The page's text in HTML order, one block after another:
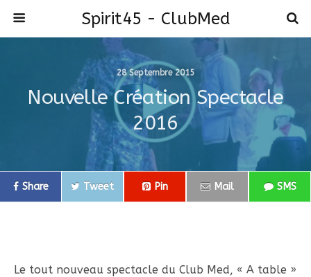
Spirit45 - ClubMed
28 Septembre 2015
Nouvelle Création Spectacle
2016
Share Tweet Pin Mail SMS
Le tout nouveau spectacle du Club Med, « A table »